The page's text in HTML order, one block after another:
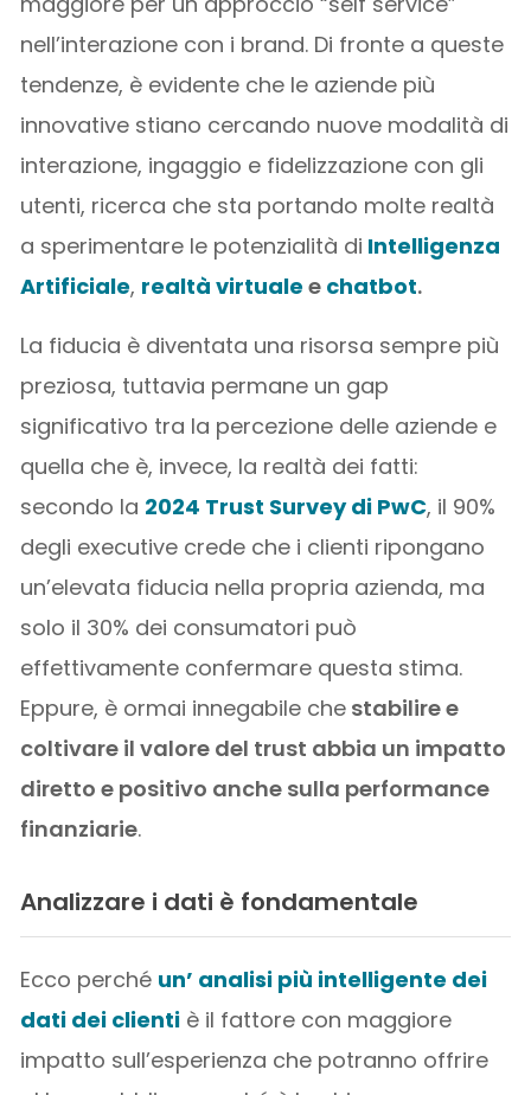
nell’interazione con i brand. Di fronte a queste
tendenze, è evidente che le aziende più
innovative stiano cercando nuove modalità di
interazione, ingaggio e fidelizzazione con gli
utenti, ricerca che sta portando molte realtà
a sperimentare le potenzialità di Intelligenza
Artificiale, realtà virtuale e chatbot.
La fiducia è diventata una risorsa sempre più
preziosa, tuttavia permane un gap
significativo tra la percezione delle aziende e
quella che è, invece, la realtà dei fatti:
secondo la 2024 Trust Survey di PwC, il 90%
degli executive crede che i clienti ripongano
un’elevata fiducia nella propria azienda, ma
solo il 30% dei consumatori può
effettivamente confermare questa stima.
Eppure, è ormai innegabile che stabilire e
coltivare il valore del trust abbia un impatto
diretto e positivo anche sulla performance
finanziarie.
Analizzare i dati è fondamentale
Ecco perché un’ analisi più intelligente dei
dati dei clienti è il fattore con maggiore
impatto sull’esperienza che potranno offrire